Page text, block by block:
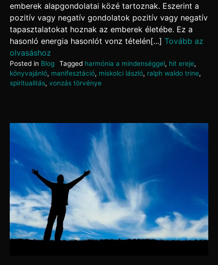
emberek alapgondolatai közé tartoznak. Eszerint a
pozitív vagy negatív gondolatok pozitív vagy negatív
tapasztalatokat hoznak az emberek életébe. Ez a
hasonló energia hasonlót vonz tételén[...] Tovább az
olvasáshoz
Posted in Blog Tagged harmónia a mindenséggel, hit ereje,
könyvajánló, manifesztáció, miskolci lászló, ralph waldo trine,
spiritualitás, vonzás törvénye